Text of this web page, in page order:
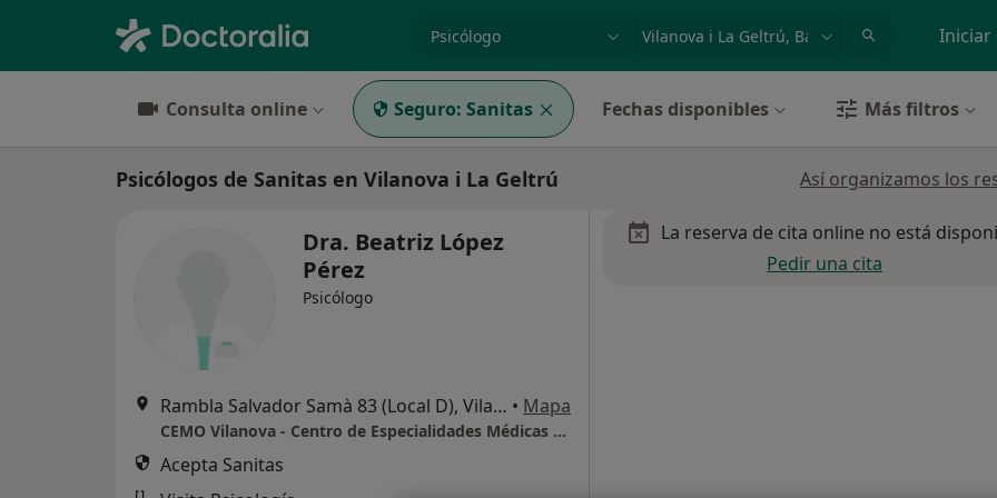
especialidad, enfermedad o nombre Iniciar
Consulta online Seguro: Sanitas Fechas disponibles Más filtros
Psicólogos de Sanitas en Vilanova i La Geltrú Así organizamos los
Dra. Beatriz López
Pérez
Psicólogo
Rambla Salvador Samà 83 (Local D), Vilanova i La Geltrú • Mapa
CEMO Vilanova - Centro de Especialidades Médicas y Oftalmología
Acepta Sanitas
La reserva de cita online no está
Pedir una cita